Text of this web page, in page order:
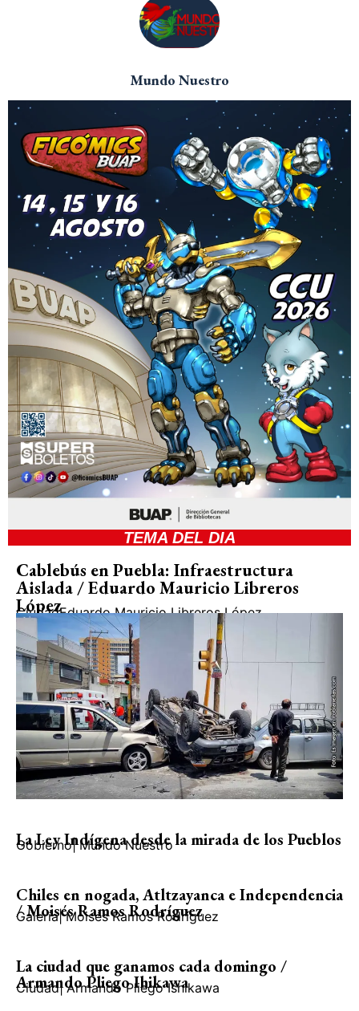
Mundo Nuestro
TEMA DEL DIA
Cablebús en Puebla: Infraestructura
Aislada / Eduardo Mauricio Libreros
López
CiudadEduardo Mauricio Libreros López
La Ley Indígena desde la mirada de los Pueblos
Gobierno| Mundo Nuestro
Chiles en nogada, Atltzayanca e Independencia
/ Moisés Ramos Rodríguez
Galería| Moisés Ramos Rodríguez
La ciudad que ganamos cada domingo /
Armando Pliego Ihikawa
Ciudad| Armando Pliego Ishikawa